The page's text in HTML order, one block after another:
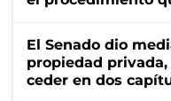
El Senado dio
propiedad
ceder en dos